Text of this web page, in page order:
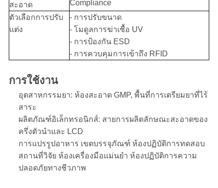
สะอาด
Compliance
ตัวเลือกการปรับ
แต่ง
- การปรับขนาด
- โมดูลการฆ่าเชื้อ UV
- การป้องกัน ESD
- การควบคุมการเข้าถึง RFID
การใช้งาน
อุตสาหกรรมยา: ห้องสะอาด GMP, พื้นที่การเตรียมยาที่ไร้
สาระ
ผลิตภัณฑ์อิเล็กทรอนิกส์: สายการผลิตลักษณะสะอาดของ
ครึ่งตัวนําและ LCD
การแปรรูปอาหาร เขตบรรจุภัณฑ์ ห้องปฏิบัติการทดสอบ
สถานที่วิจัย ห้องเครื่องมือแม่นยํา ห้องปฏิบัติการความ
ปลอดภัยทางชีวภาพ